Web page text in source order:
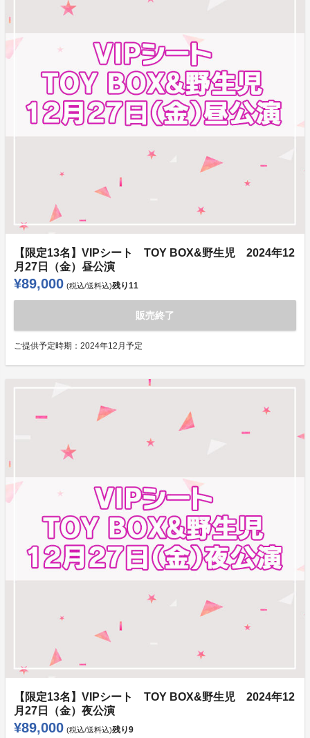
【限定13名】VIPシート TOY BOX&野生児 2024年12
月27日（金）昼公演
¥89,000 (税込/送料込)残り11
販売終了
ご提供予定時期： 2024年12月予定
【限定13名】VIPシート TOY BOX&野生児 2024年12
月27日（金）夜公演
¥89,000 (税込/送料込)残り9